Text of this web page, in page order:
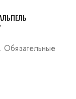
Обязательные